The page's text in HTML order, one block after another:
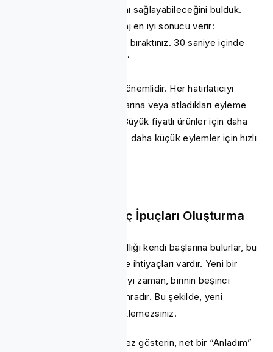
%60'lık bir geri dönüş oranı sağlayabileceğini bulduk.
Burada, doğrudan bir mesaj en iyi sonucu verir:
“Sepetinizde [belirli öğeyi] bıraktınız. 30 saniye içinde
tamamlamak için dokunun.”
Segmentasyon da burada önemlidir. Her hatırlatıcıyı
kullanıcının geride bıraktıklarına veya atladıkları eyleme
uyacak şekilde uyarlayın. Büyük fiyatlı ürünler için daha
kişisel bir dokunuş kullanın; daha küçük eylemler için hızlı
11. Özellik Keşfi Araç İpuçları Oluşturma
Kullanıcılar nadiren her özelliği kendi başlarına bulurlar, bu
yüzden bazen bir dürtmeye ihtiyaçları vardır. Yeni bir
özelliği göstermek için en iyi zaman, birinin beşinci
uygulama oturumundan sonradır. Bu şekilde, yeni
kullanıcıları hemen aşırı yüklemezsiniz.
Araç ipucunu sadece bir kez gösterin, net bir “Anladım”